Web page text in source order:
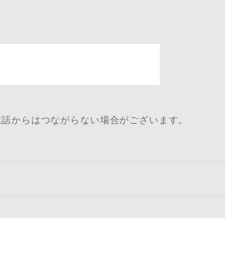
からはつながらない場合がございます。